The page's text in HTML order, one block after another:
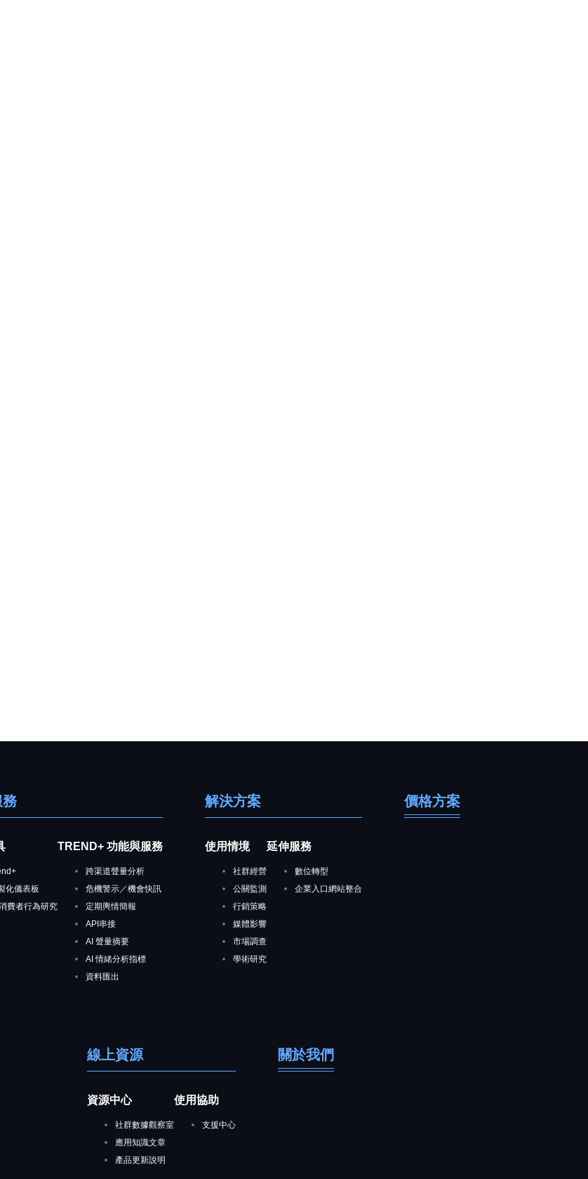
務
化儀表板
費者行為研究
TREND+ 功能與服務
跨渠道聲量分析
危機警示／機會快訊
定期輿情簡報
API串接
AI 聲量摘要
AI 情緒分析指標
資料匯出
解決方案
使用情境
社群經營
公關監測
行銷策略
媒體影響
市場調查
學術研究
延伸服務
數位轉型
企業入口網站整合
價格方案
線上資源
資源中心
社群數據觀察室
應用知識文章
產品更新說明
使用協助
支援中心
關於我們